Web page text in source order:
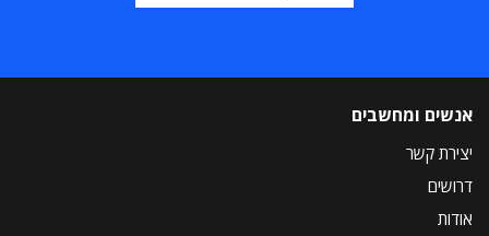
אנשים ומחשבים
יצירת קשר
דרושים
אודות